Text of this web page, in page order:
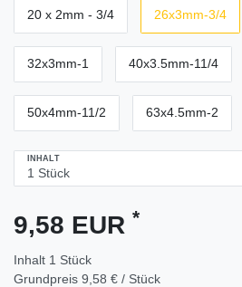
20 x 2mm - 3/4 26x3mm-3/4
32x3mm-1 40x3.5mm-11/4
50x4mm-11/2 63x4.5mm-2
INHALT
9,58 EUR *
Inhalt 1 Stück
Grundpreis 9,58 € / Stück